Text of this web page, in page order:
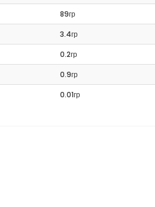
89гр
3.4гр
0.2гр
0.9гр
0.01гр